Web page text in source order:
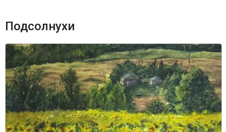
Подсолнухи